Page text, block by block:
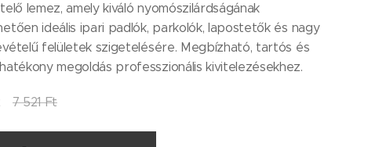
lemez, amely kiváló nyomószilárdságának
ideális ipari padlók, parkolók, lapostetők és nagy
felületek szigetelésére. Megbízható, tartós és
megoldás professzionális kivitelezésekhez.
7 521Ft